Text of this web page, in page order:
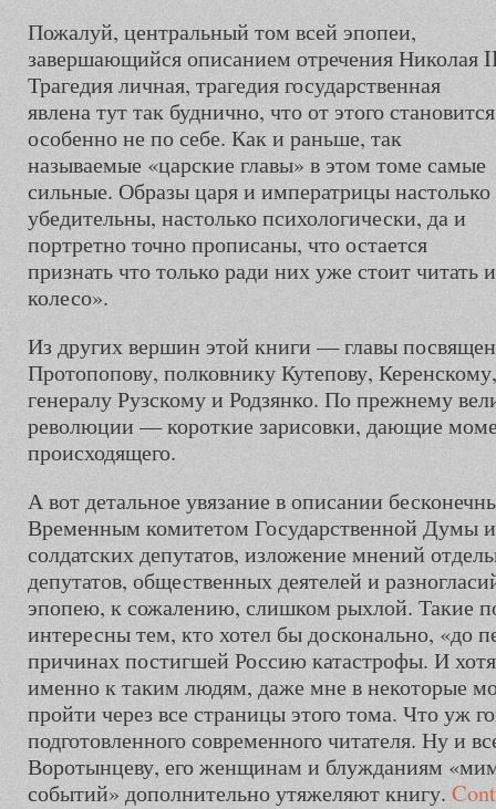
Пожалуй, центральный том всей эпопеи,
завершающийся описанием отречения Николая
Трагедия личная, трагедия государственная
явлена тут так буднично, что от этого становится
особенно не по себе. Как и раньше, так
называемые «царские главы» в этом томе самые
сильные. Образы царя и императрицы настолько
убедительны, настолько психологически, да и
портретно точно прописаны, что остается
признать что только ради них уже стоит читать
колесо».
Из других вершин этой книги — главы
Протопопову, полковнику Кутепову,
генералу Рузскому и Родзянко. По прежнему
революции — короткие зарисовки, дающие
происходящего.
А вот детальное увязание в описании
Временным комитетом Государственной Думы
солдатских депутатов, изложение мнений
депутатов, общественных деятелей и
эпопею, к сожалению, слишком рыхлой. Такие
интересны тем, кто хотел бы досконально, «до
причинах постигшей Россию катастрофы. И
именно к таким людям, даже мне в некоторые
пройти через все страницы этого тома. Что уж
подготовленного современного читателя. Ну и
Воротынцеву, его женщинам и блужданиям
событий» дополнительно утяжеляют книгу.